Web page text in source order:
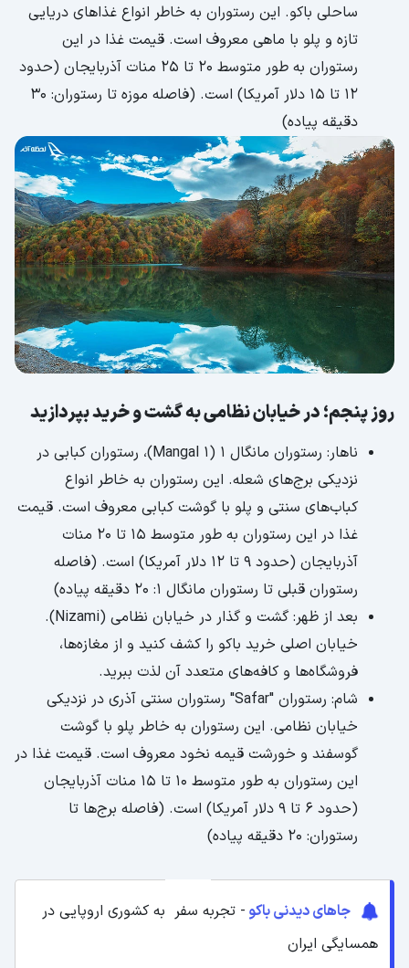
ساحلی باکو. این رستوران به خاطر انواع غذاهای دریایی
تازه و پلو با ماهی معروف است. قیمت غذا در این
رستوران به طور متوسط 20 تا 25 منات آذربایجان (حدود
12 تا 15 دلار آمریکا) است. (فاصله موزه تا رستوران: 30
دقیقه پیاده)
روز پنجم؛ در خیابان نظامی به گشت و خرید بپردازید
ناهار: رستوران مانگال 1 (1 Mangal)، رستوران کبابی در
نزدیکی برج‌های شعله. این رستوران به خاطر انواع
کباب‌های سنتی و پلو با گوشت کبابی معروف است. قیمت
غذا در این رستوران به طور متوسط 15 تا 20 منات
آذربایجان (حدود 9 تا 12 دلار آمریکا) است. (فاصله
رستوران قبلی تا رستوران مانگال 1: 20 دقیقه پیاده)
بعد از ظهر: گشت و گذار در خیابان نظامی (Nizami).
خیابان اصلی خرید باکو را کشف کنید و از مغازه‌ها،
فروشگاه‌ها و کافه‌های متعدد آن لذت ببرید.
شام: رستوران "Safar" رستوران سنتی آذری در نزدیکی
خیابان نظامی. این رستوران به خاطر پلو با گوشت
گوسفند و خورشت قیمه نخود معروف است. قیمت غذا در
این رستوران به طور متوسط 10 تا 15 منات آذربایجان
(حدود 6 تا 9 دلار آمریکا) است. (فاصله برج‌ها تا
رستوران: 20 دقیقه پیاده)
جاهای دیدنی باکو - تجربه سفر به کشوری اروپایی در
همسایگی ایران